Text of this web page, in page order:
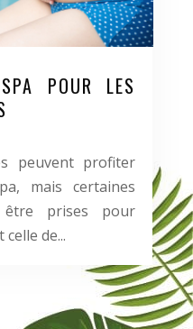
POUR LES
peuvent profiter
mais certaines
être prises pour
de...